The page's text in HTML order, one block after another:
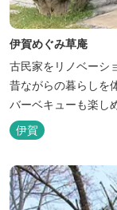
伊賀めぐみ草庵
古民家をリノベーシ
昔ながらの暮らしを
バーベキューも楽し
伊賀